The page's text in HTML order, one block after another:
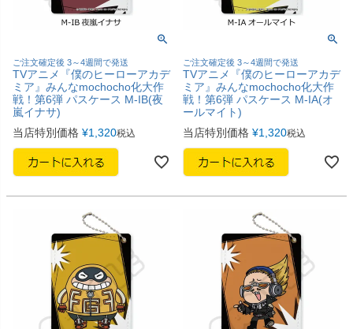
ご注文確定後 3～4週間で発送
TVアニメ『僕のヒーローアカデ
ミア』みんなmochocho化大作
戦！第6弾 パスケース M-IB(夜
嵐イナサ)
当店特別価格 ¥1,320税込
ご注文確定後 3～4週間で発送
TVアニメ『僕のヒーローアカデ
ミア』みんなmochocho化大作
戦！第6弾 パスケース M-IA(オ
ールマイト)
当店特別価格 ¥1,320税込